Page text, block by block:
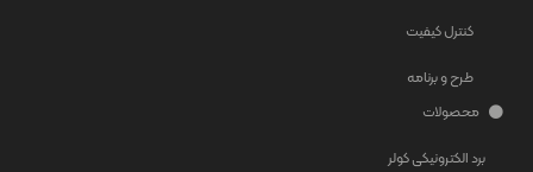
کنترل کیفیت
طرح و برنامه
محصولات
برد الکترونیکی کولر